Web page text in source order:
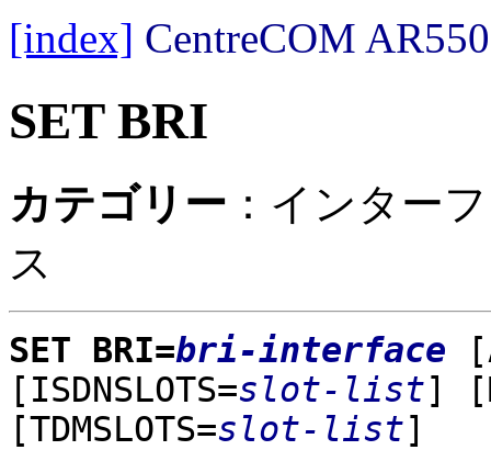
[index] CentreCOM
SET BRI
カテゴリー ：インター
ス
SET BRI=bri-interface
[ISDNSLOTS=slot-list]
[TDMSLOTS=slot-list]